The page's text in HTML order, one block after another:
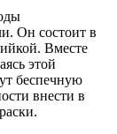
Он состоит в
Вместе
этой
беспечную
внести в